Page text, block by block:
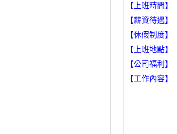
【上班時間】
【薪資待遇】
【休假制度】
【上班地點】
【公司福利】
【工作內容】